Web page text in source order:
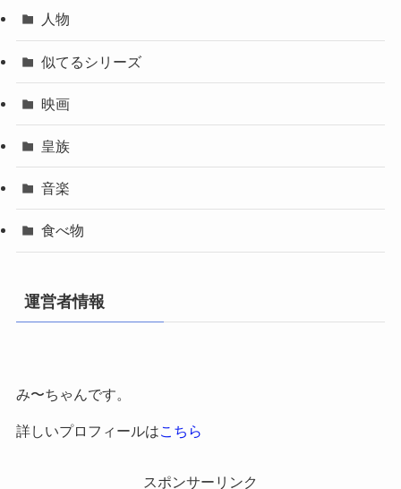
人物
似てるシリーズ
映画
皇族
音楽
食べ物
運営者情報
み〜ちゃんです。
詳しいプロフィールはこちら
スポンサーリンク